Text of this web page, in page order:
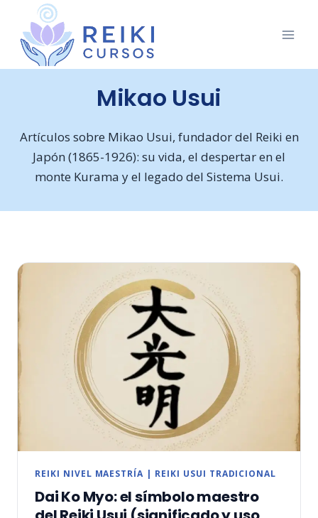
contenido
Mikao Usui
Artículos sobre Mikao Usui, fundador del Reiki en
Japón (1865-1926): su vida, el despertar en el
monte Kurama y el legado del Sistema Usui.
REIKI NIVEL MAESTRÍA REIKI USUI TRADICIONAL
Dai Ko Myo: el símbolo maestro